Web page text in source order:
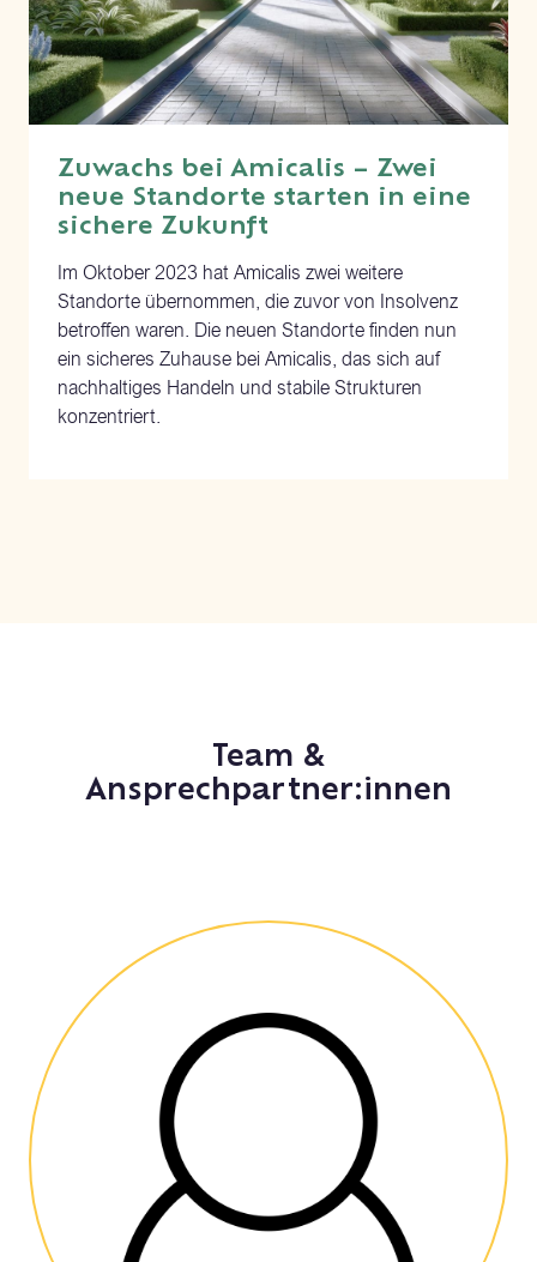
Zuwachs bei Amicalis – Zwei
neue Standorte starten in eine
sichere Zukunft
Im Oktober 2023 hat Amicalis zwei weitere
Standorte übernommen, die zuvor von Insolvenz
betroffen waren. Die neuen Standorte finden nun
ein sicheres Zuhause bei Amicalis, das sich auf
nachhaltiges Handeln und stabile Strukturen
konzentriert.
Team &
Ansprechpartner:innen